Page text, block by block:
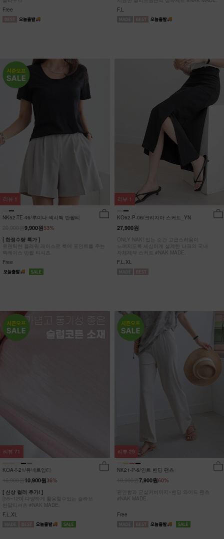
Free
F,L
NK52-TE-46/루미나 섹시백 반팔티
53%
9,900원
[ 한정수량 특가 ]
로맨틱한 플라워 레이스로 룩에 포인트를 주는
백레이스 반팔 티셔츠
Free
리뷰 1
KO62-P-06/크리지아 스커트_YN
27,900원
ONLY NAK! 입는 순간 고급스러움이
느껴지도록 세심하게 설계한 나크의 국내
자체제작 스커트 #NAK MADE.
F,L,XL
리뷰 1
KOA-T-21/유넥트임티
36%
10,900원
[ 신상 컬러 추가! ]
[55~120] 다양하게 활용할수있는 슬라브
반팔티셔츠 #NAK MADE.
F,L,XL
리뷰 71
NK21-P-6/인트 밴딩 팬츠
60%
7,900원
편안함과 군살커버까지~밴딩 와이드 팬츠
#NAK MADE.
Free
리뷰 29